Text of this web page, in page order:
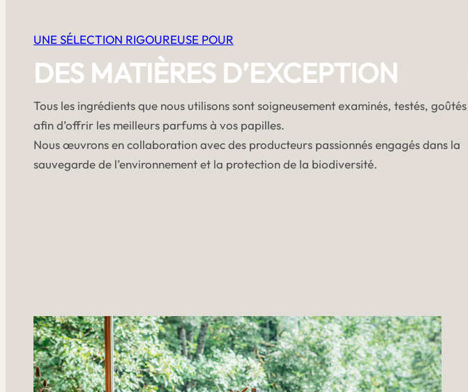
UNE SÉLECTION RIGOUREUSE POUR
DES MATIÈRES D’EXCEPTION
Tous les ingrédients que nous utilisons sont soigneusement examinés, testés, goûtés
afin d’offrir les meilleurs parfums à vos papilles.
Nous œuvrons en collaboration avec des producteurs passionnés engagés dans la
sauvegarde de l’environnement et la protection de la biodiversité.